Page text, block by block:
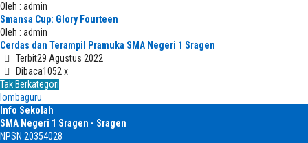
Oleh : admin
Smansa Cup: Glory Fourteen
Oleh : admin
Cerdas dan Terampil Pramuka SMA Negeri 1 Sragen
Terbit29 Agustus 2022
Dibaca1052 x
Tak Berkategori
lombaguru
Info Sekolah
SMA Negeri 1 Sragen - Sragen
NPSN 20354028